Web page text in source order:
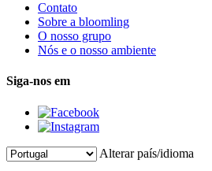
Contato
Sobre a bloomling
O nosso grupo
Nós e o nosso ambiente
Siga-nos em
Alterar país/idioma